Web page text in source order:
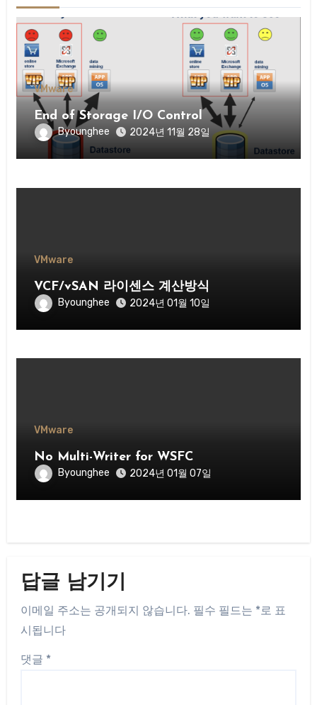
VMware
End of Storage I/O Control
Byounghee 2024년 11월 28일
VMware
VCF/vSAN 라이센스 계산방식
Byounghee 2024년 01월 10일
VMware
No Multi-Writer for WSFC
Byounghee 2024년 01월 07일
답글 남기기
이메일 주소는 공개되지 않습니다. 필수 필드는 *로 표
시됩니다
댓글 *